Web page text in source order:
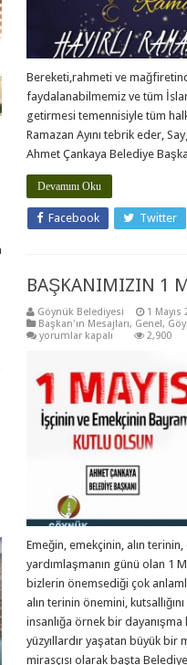
Bereketi,rahmeti ve
faydalanabilmemiz ve tüm
getirmesi temennisiyle tüm
Ramazan Ayını tebrik eder,
Ahmet Çankaya Belediye
Devamını Oku
Facebook Twitter
BAŞKANIMIZIN 1
Göynük Belediyesi
1 Mayıs
Başkan'ın Mesajları, Genel,
BAŞKANIMIZIN
MESAJI
için
yorumlar kapalı 2,900
Emeğin, emekçinin, alın terinin,
yardımlaşmanın günü olan 1
bizlerin önemsediği çok
alın terinin önemini,
insanlığa örnek bir dayanışma
yüzyıllardır yaşatan büyük bir
mirasçısı olarak başta